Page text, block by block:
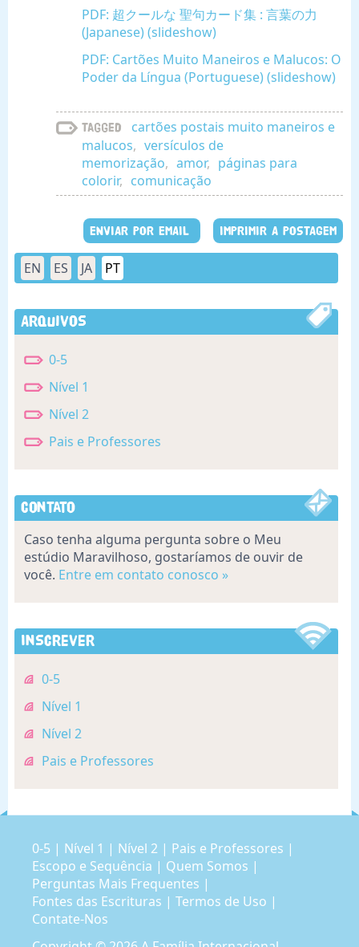
PDF: 超クールな 聖句カード集 : 言葉の力
(Japanese) (slideshow)
PDF: Cartões Muito Maneiros e Malucos: O
Poder da Língua (Portuguese) (slideshow)
Tagged
cartões postais muito maneiros e
malucos, versículos de
memorização, amor, páginas para
colorir, comunicação
ENVIAR POR EMAIL IMPRIMIR A POSTAGEM
EN ES JA PT
Arquivos
0-5
Nível 1
Nível 2
Pais e Professores
Contato
Caso tenha alguma pergunta sobre o Meu
estúdio Maravilhoso, gostaríamos de ouvir de
você. Entre em contato conosco »
Inscrever
0-5
Nível 1
Nível 2
Pais e Professores
0-5 | Nível 1 | Nível 2 | Pais e Professores |
Escopo e Sequência | Quem Somos |
Perguntas Mais Frequentes |
Fontes das Escrituras | Termos de Uso |
Contate-Nos